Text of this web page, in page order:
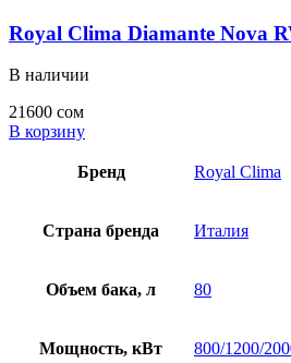
Royal Clima Diamante Nova
В наличии
21600 сом
В корзину
Бренд Royal Clima
Страна бренда Италия
Объем бака, л 80
Мощность, кВт 800/1200/